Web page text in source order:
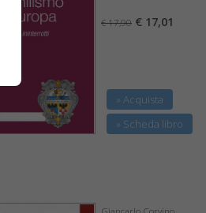
€ 17,90 € 17,01
» Acquista
» Scheda libro